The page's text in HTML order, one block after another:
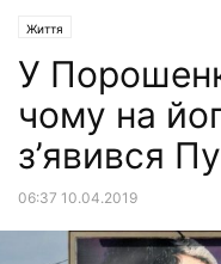
Життя
У
чому на
з’явився
06:37 10.04.2019